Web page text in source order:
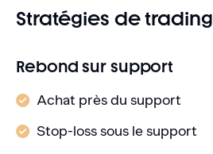
Stratégies de trading
Rebond sur support
Achat près du support
Stop-loss sous le support